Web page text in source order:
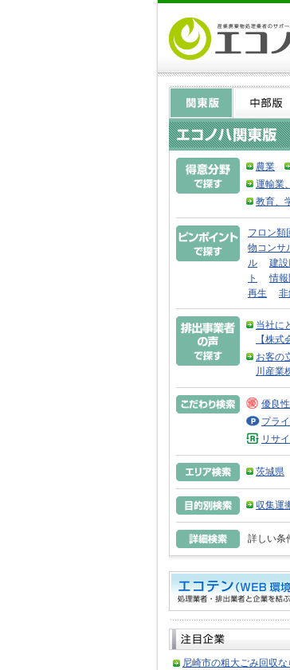
農業
運輸業
教育、
フロン類
物コンサ
ル
建
ト
情
再生
当社に
【株
お客の
川産業
優良
プラ
リサ
茨城県
収集運
詳しい条
尼崎市の粗大ごみ回収